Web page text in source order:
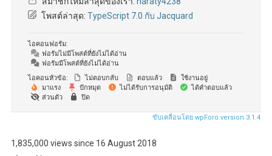
โพสต์ล่าสุด: TypeScript 7.0 กับ Jacquard
ไอคอนฟอรัม:
ฟอรัมไม่มีโพสต์ที่ยังไม่ได้อ่าน
ฟอรัมมีโพสต์ที่ยังไม่ได้อ่าน
ไอคอนหัวข้อ:
ไม่ตอบกลับ ตอบแล้ว
ใช้งานอยู่
มาแรง
ปักหมุด ไม่ได้รับการอนุมัติ
ได้คำตอบแล้ว
ส่วนตัว
ปิด
ขับเคลื่อนโดย wpForo version 3.1.4
1,835,000 views since 16 August 2018